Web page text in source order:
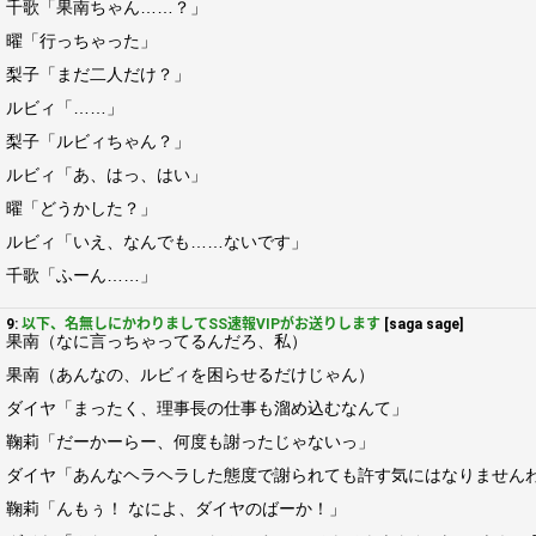
千歌「果南ちゃん……？」
曜「行っちゃった」
梨子「まだ二人だけ？」
ルビィ「……」
梨子「ルビィちゃん？」
ルビィ「あ、はっ、はい」
曜「どうかした？」
ルビィ「いえ、なんでも……ないです」
千歌「ふーん……」
9: 以下、名無しにかわりましてSS速報VIPがお送りします [saga sage]
果南（なに言っちゃってるんだろ、私）
果南（あんなの、ルビィを困らせるだけじゃん）
ダイヤ「まったく、理事長の仕事も溜め込むなんて」
鞠莉「だーかーらー、何度も謝ったじゃないっ」
ダイヤ「あんなヘラヘラした態度で謝られても許す気にはなりません
鞠莉「んもぅ！ なによ、ダイヤのばーか！」